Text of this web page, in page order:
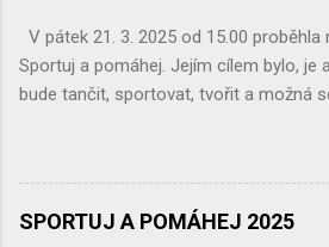
...
V pátek 21. 3. 2025 od 15.00
Sportuj a pomáhej. Jejím cílem bylo, je
bude tančit, sportovat, tvořit a možná
aktivity Hnutí Brontosaurus. Jednou z
organizaci zajímají, je sázení stromů.
zájmy protínají. Není proto
SPORTUJ A POMÁHEJ 2025